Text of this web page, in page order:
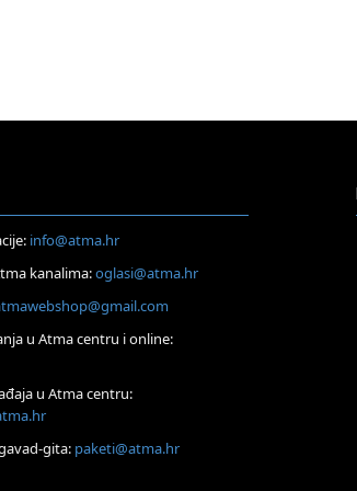
info@atma.hr
kanalima:oglasi@atma.hr
u Atma centru i online:
u Atma centru:
gita: paketi@atma.hr